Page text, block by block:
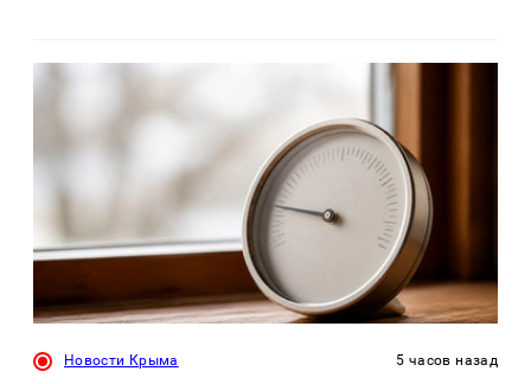
Новости Крыма 5 часов назад